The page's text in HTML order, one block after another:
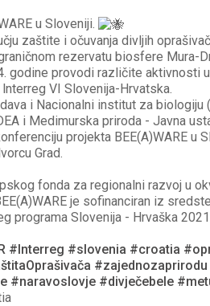
u Sloveniji.
zaštite i očuvanja divljih
rezervatu biosfere Mura-
godine provodi različite aktivnosti
VI Slovenija-Hrvatska.
i Nacionalni institut za biologiju
i Medimurska priroda - Javna
projekta BEE(A)WARE u
Grad.
fonda za regionalni razvoj u
je sofinanciran iz
programa Slovenija - Hrvaška
#Interreg #slovenia #croatia
#zajednozaprirodu
#naravoslovje #divječebele